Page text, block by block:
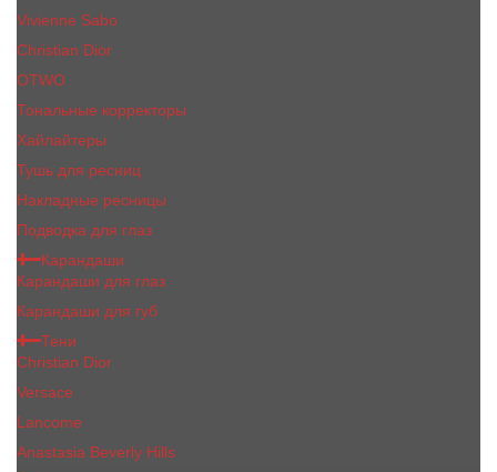
Vivienne Sabo
Сhristiаn Diоr
OTWO
Тональные корректоры
Хайлайтеры
Тушь для ресниц
Накладные ресницы
Подводка для глаз
Карандаши
Карандаши для глаз
Карандаши для губ
Тени
Christian Dior
Versace
Lancome
Anastasia Beverly Hills